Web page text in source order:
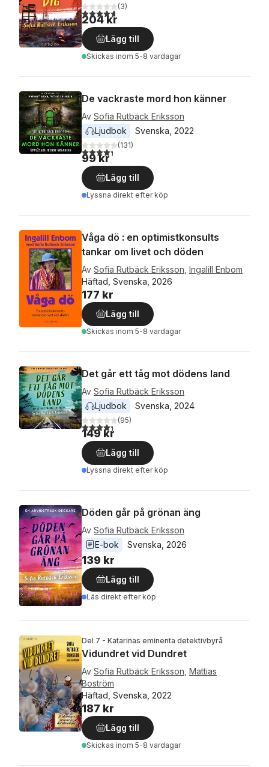
4,7utav 5 stjärnor. Totalt antal röster:
(3)
204 kr
Lägg till
Skickas inom 5-8 vardagar
De vackraste mord hon känner
Av Sofia Rutbäck Eriksson
Ljudbok
Svenska 2022
4,3utav 5 stjärnor. Totalt antal röster:
(131)
99 kr
Lägg till
Lyssna direkt efter köp
Våga dö : en optimistkonsults
tankar om livet och döden
Av Sofia Rutbäck Eriksson Ingalill Enbom
Häftad, Svenska, 2026
177 kr
Lägg till
Skickas inom 5-8 vardagar
Det går ett tåg mot dödens land
Av Sofia Rutbäck Eriksson
Ljudbok
Svenska 2024
4,3utav 5 stjärnor. Totalt antal röster:
(95)
149 kr
Lägg till
Lyssna direkt efter köp
Döden går på grönan äng
Av Sofia Rutbäck Eriksson
E-bok
Svenska 2026
139 kr
Lägg till
Läs direkt efter köp
Del 7 - Katarinas eminenta detektivbyrå
Vidundret vid Dundret
Av Sofia Rutbäck Eriksson Mattias
Boström
Häftad, Svenska, 2022
187 kr
Lägg till
Skickas inom 5-8 vardagar